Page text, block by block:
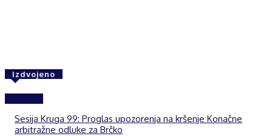
Izdvojeno
Sesija Kruga 99: Proglas upozorenja na kršenje Konačne
arbitražne odluke za Brčko